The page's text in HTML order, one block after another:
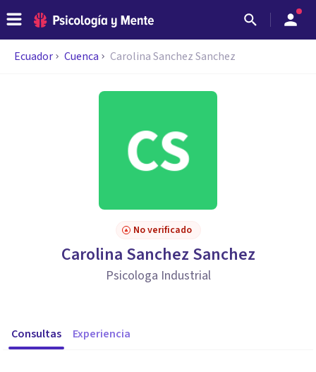
Ecuador Cuenca Carolina Sanchez Sanchez
No verificado
Carolina Sanchez Sanchez
Psicologa Industrial
Consultas Experiencia